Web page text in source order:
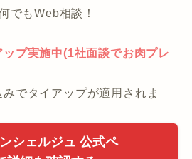
でもWeb相談！
プ実施中(1社面談でお肉プレ